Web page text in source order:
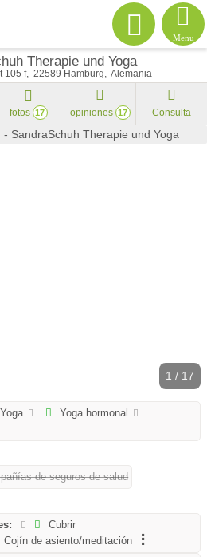
Menu
Therapie und Yoga
105 f 22589 Hamburg Alemania
fotos 17 opiniones 17 Consulta
1 / 17
Yoga hormonal
de seguros de salud
Cubrir
Cojín de asiento/meditación